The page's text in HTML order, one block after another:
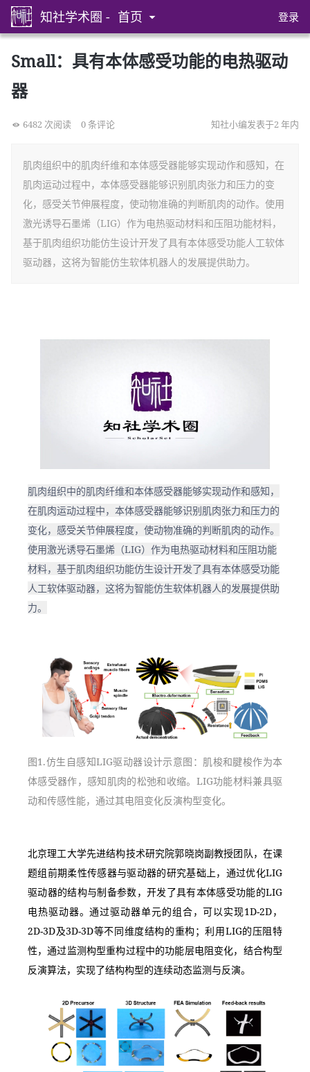
知社学术圈 - 首页 登录
Small：具有本体感受功能的电热驱动
器
6482 次阅读 0 条评论 知社小编发表于2 年内
肌肉组织中的肌肉纤维和本体感受器能够实现动作和感知，在
肌肉运动过程中，本体感受器能够识别肌肉张力和压力的变
化，感受关节伸展程度，使动物准确的判断肌肉的动作。使用
激光诱导石墨烯（LIG）作为电热驱动材料和压阻功能材料，
基于肌肉组织功能仿生设计开发了具有本体感受功能人工软体
驱动器，这将为智能仿生软体机器人的发展提供助力。
肌肉组织中的肌肉纤维和本体感受器能够实现动作和感知，
在肌肉运动过程中，本体感受器能够识别肌肉张力和压力的
变化，感受关节伸展程度，使动物准确的判断肌肉的动作。
使用激光诱导石墨烯（LIG）作为电热驱动材料和压阻功能
材料，基于肌肉组织功能仿生设计开发了具有本体感受功能
人工软体驱动器，这将为智能仿生软体机器人的发展提供助
力。
图1.仿生自感知LIG驱动器设计示意图：肌梭和腱梭作为本
体感受器作，感知肌肉的松弛和收缩。LIG功能材料兼具驱
动和传感性能，通过其电阻变化反演构型变化。
北京理工大学先进结构技术研究院郭晓岗副教授团队，在课
题组前期柔性传感器与驱动器的研究基础上，通过优化LIG
驱动器的结构与制备参数，开发了具有本体感受功能的LIG
电热驱动器。通过驱动器单元的组合，可以实现1D-2D，
2D-3D及3D-3D等不同维度结构的重构；利用LIG的压阻特
性，通过监测构型重构过程中的功能层电阻变化，结合构型
反演算法，实现了结构构型的连续动态监测与反演。